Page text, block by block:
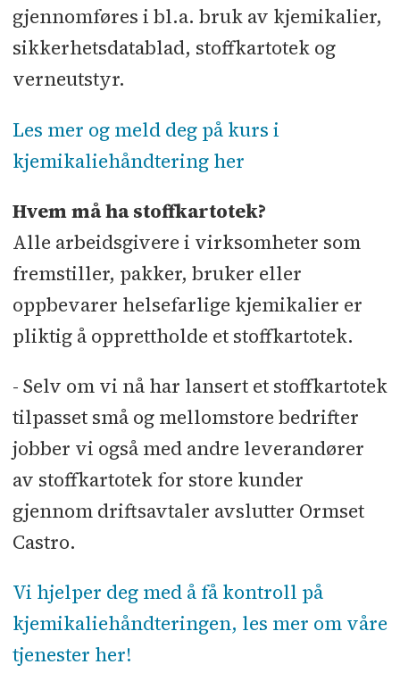
gjennomføres i bl.a. bruk av kjemikalier,
sikkerhetsdatablad, stoffkartotek og
verneutstyr.
Les mer og meld deg på kurs i
kjemikaliehåndtering her
Hvem må ha stoffkartotek?
Alle arbeidsgivere i virksomheter som
fremstiller, pakker, bruker eller
oppbevarer helsefarlige kjemikalier er
pliktig å opprettholde et stoffkartotek.
- Selv om vi nå har lansert et stoffkartotek
tilpasset små og mellomstore bedrifter
jobber vi også med andre leverandører
av stoffkartotek for store kunder
gjennom driftsavtaler avslutter Ormset
Castro.
Vi hjelper deg med å få kontroll på
kjemikaliehåndteringen, les mer om våre
tjenester her!